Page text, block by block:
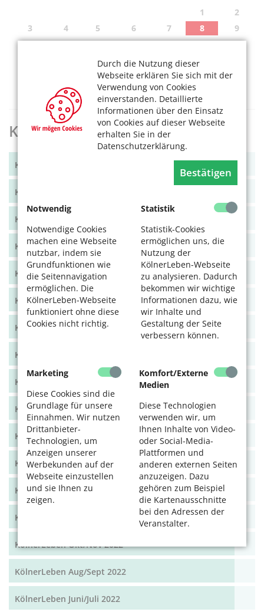
Durch die Nutzung dieser
Webseite erklären Sie sich mit der
Verwendung von Cookies
einverstanden. Detaillierte
Informationen über den Einsatz
von Cookies auf dieser Webseite
erhalten Sie in der
Datenschutzerklärung.
Bestätigen
Notwendig
Notwendige Cookies
machen eine Webseite
nutzbar, indem sie
Grundfunktionen wie
die Seitennavigation
ermöglichen. Die
KölnerLeben-Webseite
funktioniert ohne diese
Cookies nicht richtig.
Statistik
Statistik-Cookies
ermöglichen uns, die
Nutzung der
KölnerLeben-Webseite
zu analysieren. Dadurch
bekommen wir wichtige
Informationen dazu, wie
wir Inhalte und
Gestaltung der Seite
verbessern können.
Marketing
Diese Cookies sind die
Grundlage für unsere
Einnahmen. Wir nutzen
Drittanbieter-
Technologien, um
Anzeigen unserer
Werbekunden auf der
Webseite einzustellen
und sie Ihnen zu
zeigen.
Komfort/Externe
Medien
Diese Technologien
verwenden wir, um
Ihnen Inhalte von Video-
oder Social-Media-
Plattformen und
anderen externen Seiten
anzuzeigen. Dazu
gehören zum Beispiel
die Kartenausschnitte
bei den Adressen der
Veranstalter.
1
2
3
4 5 6 7 8
9
10
11 12 13 14 15
16
19 20 21 22
26 27 28 29
30
KölnerLeben Archiv
KölnerLeben Winter 2025
KölnerLeben Sommer 2025
KölnerLeben Frühjahr 2025
KölnerLeben Winter 2024/25
KölnerLeben Herbst 2024
KölnerLeben Sommer 2024
KölnerLeben Frühjahr 2024
KölnerLeben Dez/Jan/Feb 2023/24
KölnerLeben Okt/Nov 2023
KölnerLeben Aug/Sept 2023
KölnerLeben Juni/Juli 2023
KölnerLeben April/Mai 2023
KölnerLeben Feb/März 2023
KölnerLeben Dez 22/Jan 23
KölnerLeben Okt/Nov 2022
KölnerLeben Aug/Sept 2022
KölnerLeben Juni/Juli 2022